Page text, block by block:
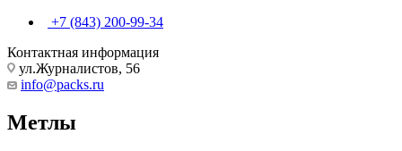
+7 (843) 200-99-34
Контактная информация
ул.Журналистов, 56
info@packs.ru
Метлы